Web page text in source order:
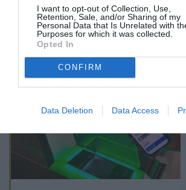
I want to opt-out of Collection, Use,
Retention, Sale, and/or Sharing of my
Personal Data that Is Unrelated with
Purposes for which it was collected.
Opted In
CONFIRM
Data Deletion Data Access
ARTICLES LES PLUS
CONSULTÉS DU MOIS